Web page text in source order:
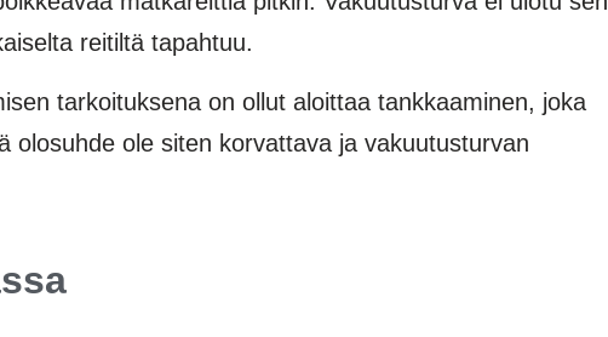
reitiltä tapahtuu.
tarkoituksena on ollut aloittaa tankkaaminen, joka
olosuhde ole siten korvattava ja vakuutusturvan